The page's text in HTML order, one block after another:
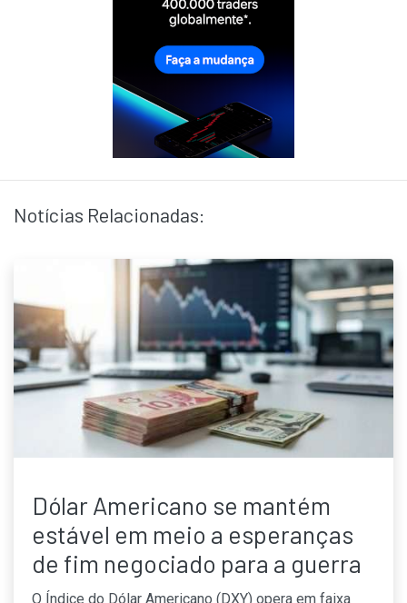
Notícias Relacionadas:
Dólar Americano se mantém
estável em meio a esperanças
de fim negociado para a guerra
O Índice do Dólar Americano (DXY) opera em faixa